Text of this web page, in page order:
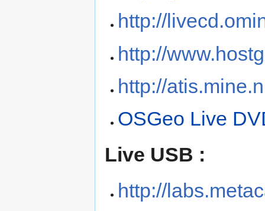
http://
http://
http://
OSGeo Live
Live USB :
http://